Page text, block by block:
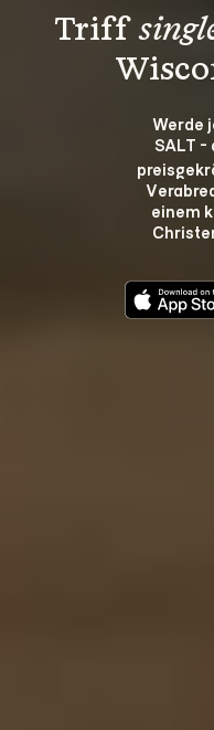
Triff
Werde
SALT -
einem